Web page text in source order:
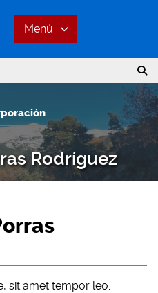
Menú
Rodríguez
sit amet tempor leo.